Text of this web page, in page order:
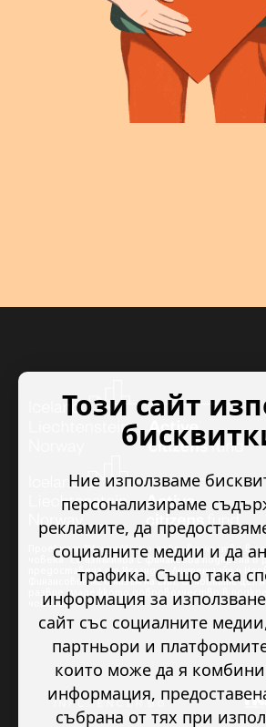
Проектът “Младежкото доброволчество в
човека” се изпълнява с финансова подкрепа в
предоставена от Исландия, Лихтенщайн и
Финансовия механизъм на ЕИП. Основната цел
развие младежкото доброволчество в
човека.
Този сайт
Ние използваме
персонализираме
рекламите, да
социалните медии и да
трафика. Също така
информация за
сайт със социалните
партньори и
които може да я
информация,
събрана от тях при